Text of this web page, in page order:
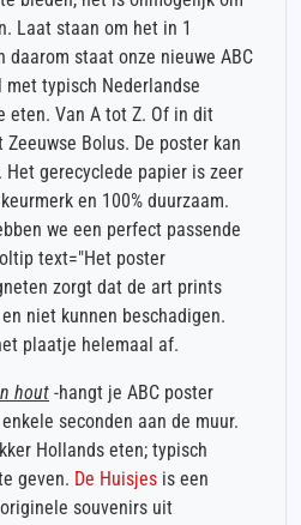
Laat staan om het in 1
staat onze nieuwe ABC
typisch Nederlandse
eten. Van A tot Z. Of in dit
Bolus. De poster kan
gerecyclede papier is zeer
en 100% duurzaam.
we een perfect passende
text="Het poster
zorgt dat de art prints
niet kunnen beschadigen.
plaatje helemaal af.
hout -hangt je ABC poster
seconden aan de muur.
Hollands eten; typisch
geven. De Huisjes is een
souvenirs uit